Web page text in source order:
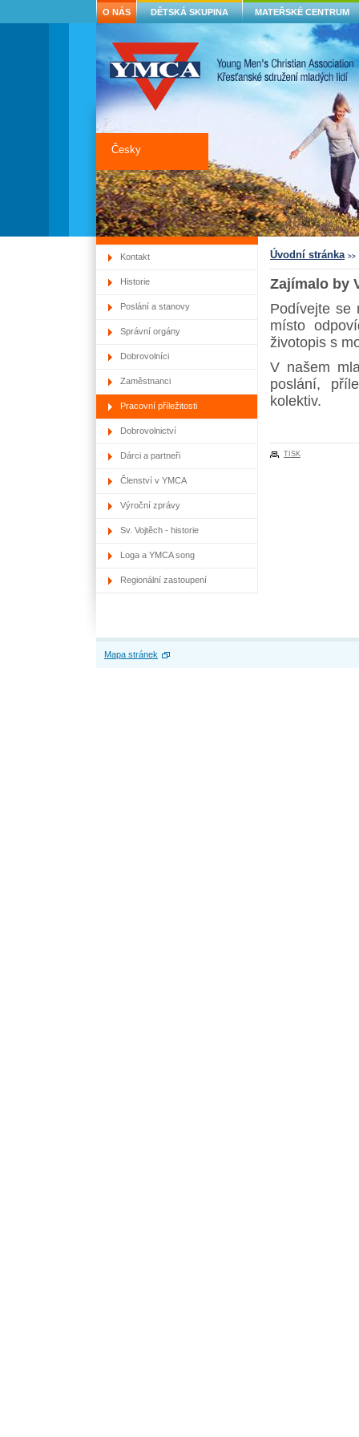
Zajímalo by
Podívejte se
místo
životopis s
V našem
poslání,
kolektiv.
TISK
Česky
O NÁS DĚTSKÁ SKUPINA MATEŘSKÉ CENTRUM
Kontakt
Historie
Poslání a stanovy
Správní orgány
Dobrovolníci
Zaměstnanci
Pracovní příležitosti
Dobrovolnictví
Dárci a partneři
Členství v YMCA
Výroční zprávy
Sv. Vojtěch - historie
Loga a YMCA song
Regionální zastoupení
Úvodní stránka >>
Mapa stránek